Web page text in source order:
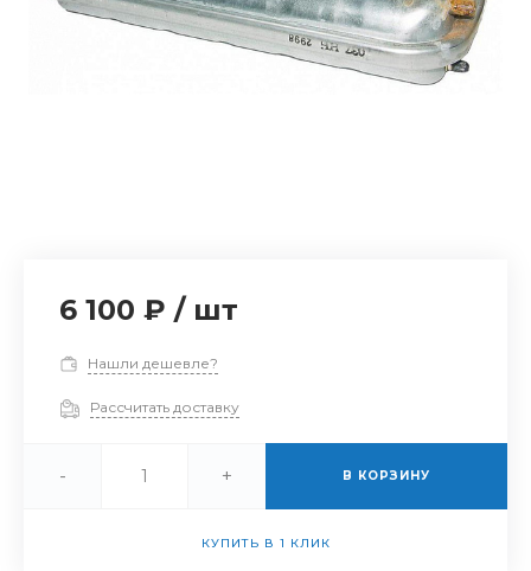
6 100 ₽ / шт
Нашли дешевле?
Рассчитать доставку
- + В КОРЗИНУ
КУПИТЬ В 1 КЛИК